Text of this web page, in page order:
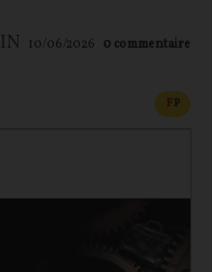
10/06/2026 0 commentaire
FP